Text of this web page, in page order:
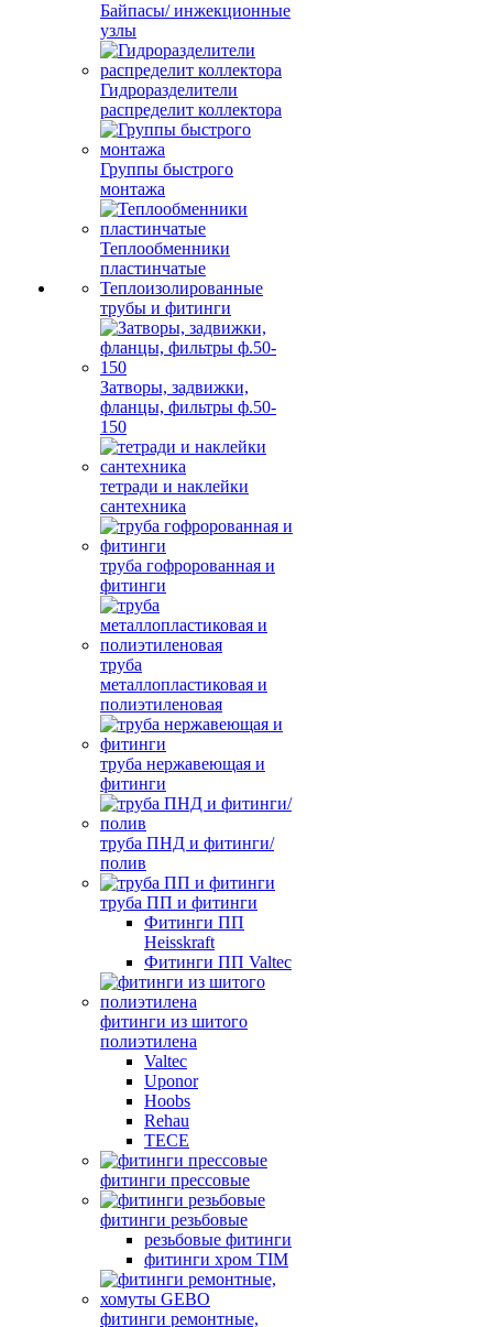
Байпасы/ инжекционные
узлы
Гидроразделители
распределит коллектора
Группы быстрого
монтажа
Теплообменники
пластинчатые
Теплоизолированные
трубы и фитинги
Затворы, задвижки,
фланцы, фильтры ф.50-
150
тетради и наклейки
сантехника
труба гофророванная и
фитинги
труба
металлопластиковая и
полиэтиленовая
труба нержавеющая и
фитинги
труба ПНД и фитинги/
полив
труба ПП и фитинги
Фитинги ПП
Heisskraft
Фитинги ПП Valtec
фитинги из шитого
полиэтилена
Valtec
Uponor
Hoobs
Rehau
TECE
фитинги прессовые
фитинги резьбовые
резьбовые фитинги
фитинги хром TIM
фитинги ремонтные,